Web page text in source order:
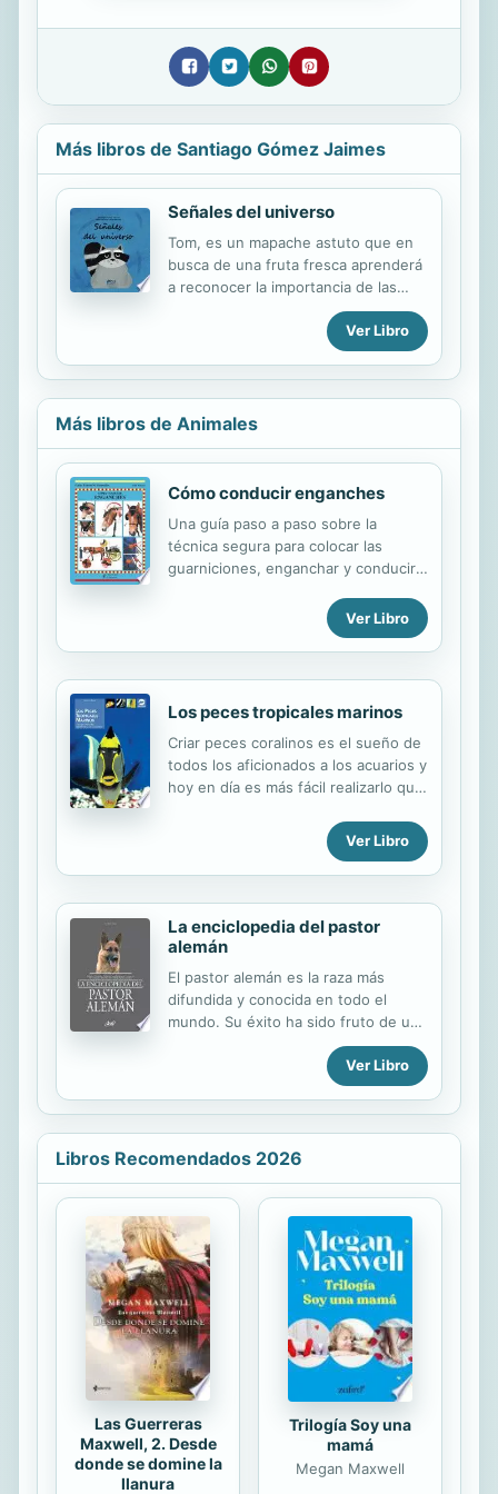
Más libros de Santiago Gómez Jaimes
Señales del universo
Tom, es un mapache astuto que en
busca de una fruta fresca aprenderá
a reconocer la importancia de las
Ver Libro
Más libros de Animales
Cómo conducir enganches
Una guía paso a paso sobre la
técnica segura para colocar las
guarniciones, enganchar y conducir
Ver Libro
Los peces tropicales marinos
Criar peces coralinos es el sueño de
todos los aficionados a los acuarios y
hoy en día es más fácil realizarlo que
conducirá paso a paso y especie por
especie al descubrimiento del
extraordinario mundo de los peces
marinos y a la solución satisfactoria
de los problemas que se persenten a
la hora de criarlos. Le ofrece,
tener en cuenta sobre la
alimentación, reproducción,
principales enfermedades y
compatibilidad entre las diferentes
especies. También encontrará una
serie de contenidos sobre su
procedencia y...
Ver Libro
La enciclopedia del pastor
alemán
El pastor alemán es la raza más
difundida y conocida en todo el
mundo. Su éxito ha sido fruto de un
riguroso trabajo de selección. Fácil
de adiestrar, siempre dispuesto a
jugar, representa el mejor exponente
de la inteligencia canina. Con esta
obra, el lector aprenderá todo lo
necesario sobre dónde comprar un
cuáles son sus cualidades y
defectos. Además, conocerá su
fuerte personalidad, su vida
cotidiana, educación, adiestramiento,
alimentación, salud, la reproducción,
las exposiciones caninas… En esta
guía completa, el autor enseña a...
Ver Libro
Libros Recomendados 2026
Las Guerreras
Maxwell, 2. Desde
donde se domine la
llanura
Trilogía Soy una
mamá
Megan Maxwell